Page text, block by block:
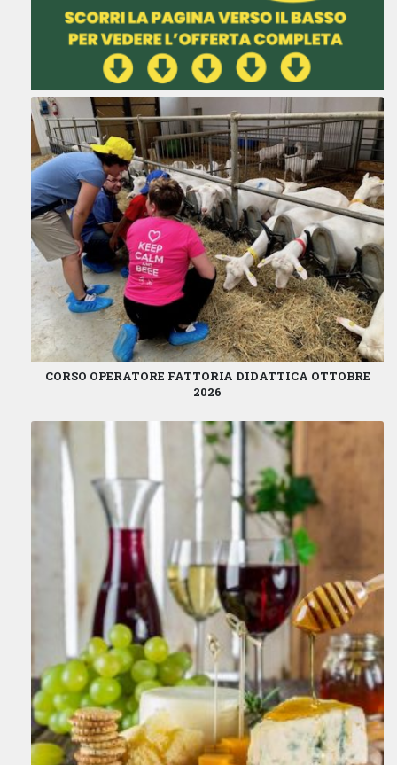
CORSO OPERATORE FATTORIA DIDATTICA OTTOBRE
2026